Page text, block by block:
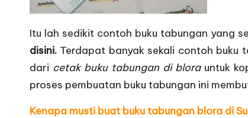
Itu lah sedikit contoh buku tabungan yang
disini. Terdapat banyak sekali contoh buku
dari cetak buku tabungan di blorauntuk
proses pembuatan buku tabungan ini
Kenapa musti buat buku tabungan blora di